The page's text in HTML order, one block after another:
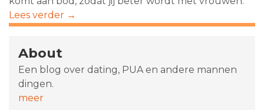
Lees verder →
About
Een blog over dating, PUA en andere mannen
dingen.
meer